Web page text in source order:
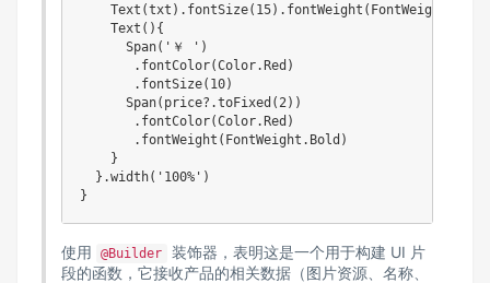
    Text(){
      Span('￥ ')
       .fontColor(Color.Red)
       .fontSize(10)
      Span(price?.toFixed(2))
       .fontColor(Color.Red)
       .fontWeight(FontWeight.Bold)
    }
  }.width('100%')
使用 @Builder
装饰器，表明这是一个用于构建 UI 片
段的函数，它接收产品的相关数据（图片资源、名称、